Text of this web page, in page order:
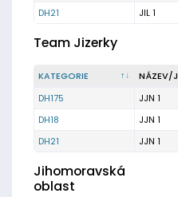
DH21
JIL 1
Team Jizerky
KATEGORIE
NÁZEV/
DH175
JJN 1
DH18
JJN 1
DH21
JJN 1
Jihomoravská
oblast